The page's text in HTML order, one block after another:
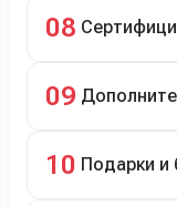
08
технический
09
10 Подарки и